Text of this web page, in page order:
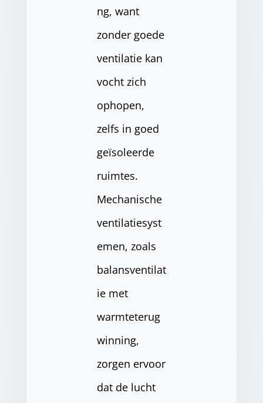
ng, want
zonder goede
ventilatie kan
vocht zich
ophopen,
zelfs in goed
geïsoleerde
ruimtes.
Mechanische
ventilatiesyst
emen, zoals
balansventilat
ie met
warmteterug
winning,
zorgen ervoor
dat de lucht